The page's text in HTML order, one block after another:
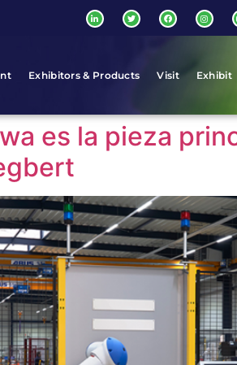
Exhibitors & Products Visit Exhibit
es la pieza